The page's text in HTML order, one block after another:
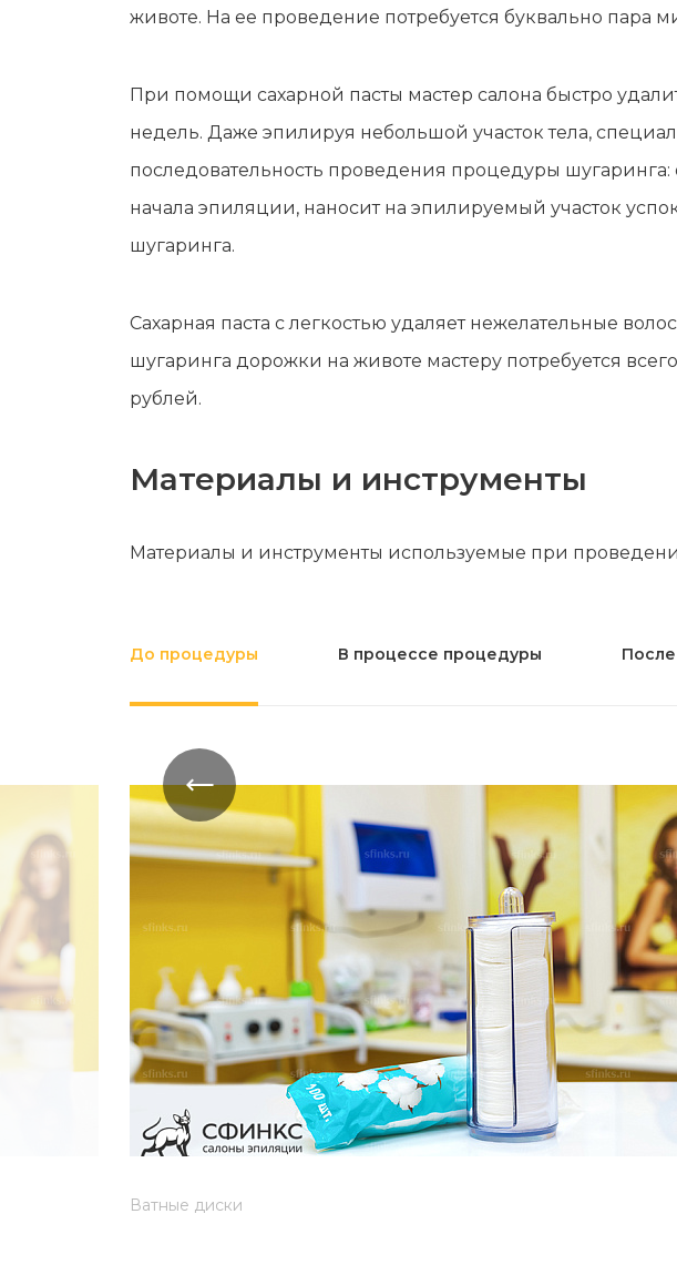
Мужская депиляция Материалы и инструменты
Партнерство
Администраторы
Контакты
животе. На ее проведение потребуется буквально пара
При помощи сахарной пасты мастер салона быстро
недель. Даже эпилируя небольшой участок тела,
последовательность проведения процедуры
начала эпиляции, наносит на эпилируемый участок
шугаринга.
Сахарная паста с легкостью удаляет нежелательные
шугаринга дорожки на животе мастеру потребуется
рублей.
Материалы и инструменты
Материалы и инструменты используемые при
До процедуры В процессе процедуры
Ватные диски